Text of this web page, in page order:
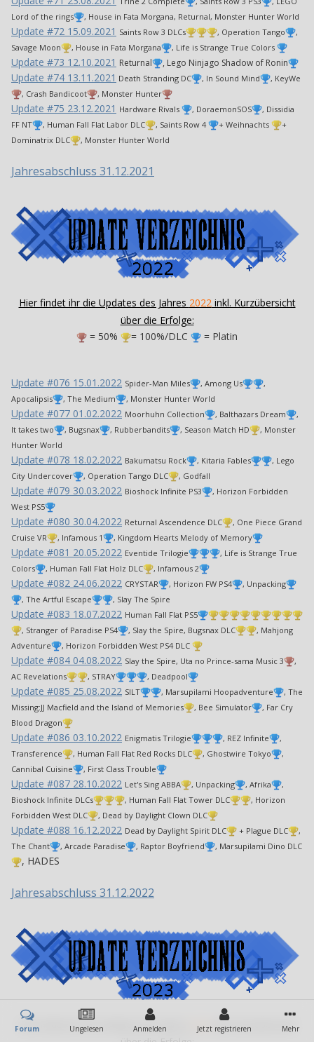
Lord of the rings
, House in Fata Morgana, Returnal, Monster Hunter World
Update #72 15.09.2021 Saints Row 3 DLCs , Operation Tango
,
Savage Moon
, House in Fata Morgana , Life is Strange True Colors
Update #73 12.10.2021 Returnal , Lego Ninjago Shadow of Ronin
Update #74 13.11.2021 Death Stranding DC , In Sound Mind
, KeyWe
, Crash Bandicoot
, Monster Hunter
Update #75 23.12.2021 Hardware Rivals , DoraemonSOS
, Dissidia
FF NT
, Human Fall Flat Labor DLC , Saints Row 4 + Weihnachts
+
Dominatrix DLC
, Monster Hunter World
Jahresabschluss 31.12.2021
Hier findet ihr die Updates des Jahres 2022 inkl. Kurzübersicht
über die Erfolge:
= 50%
= 100%/DLC = Platin
Update #076 15.01.2022 Spider-Man Miles , Among Us
,
Apocalipsis
, The Medium , Monster Hunter World
Update #077 01.02.2022 Moorhuhn Collection , Balthazars Dream
,
It takes two
, Bugsnax , Rubberbandits , Season Match HD
, Monster
Hunter World
Update #078 18.02.2022 Bakumatsu Rock , Kitaria Fables
, Lego
City Undercover
, Operation Tango DLC , Godfall
Update #079 30.03.2022 Bioshock Infinite PS3
, Horizon Forbidden
West PS5
Update #080 30.04.2022 Returnal Ascendence DLC
, One Piece Grand
Cruise VR
, Infamous 1 , Kingdom Hearts Melody of Memory
Update #081 20.05.2022 Eventide Trilogie
, Life is Strange True
Colors
, Human Fall Flat Holz DLC , Infamous 2
Update #082 24.06.2022 CRYSTAR , Horizon FW PS4
, Unpacking
, The Artful Escape
, Slay The Spire
Update #083 18.07.2022 Human Fall Flat PS5
, Stranger of Paradise PS4
, Slay the Spire, Bugsnax DLC
, Mahjong
Adventure
, Horizon Forbidden West PS4 DLC
Update #084 04.08.2022 Slay the Spire, Uta no Prince-sama Music 3
,
AC Revelations
, STRAY , Deadpool
Update #085 25.08.2022 SILT , Marsupilami Hoopadventure
, The
Missing:JJ Macfield and the Island of Memories
, Bee Simulator
, Far Cry
Blood Dragon
Update #086 03.10.2022 Enigmatis Trilogie , REZ Infinite
,
Transference
, Human Fall Flat Red Rocks DLC , Ghostwire Tokyo
,
Cannibal Cuisine
, First Class Trouble
Update #087 28.10.2022 Let's Sing ABBA , Unpacking , Afrika
,
Bioshock Infinite DLCs
, Human Fall Flat Tower DLC
, Horizon
Forbidden West DLC
, Dead by Daylight Clown DLC
Update #088 16.12.2022 Dead by Daylight Spirit DLC + Plague DLC
,
The Chant
, Arcade Paradise , Raptor Boyfriend , Marsupilami Dino DLC
, HADES
Jahresabschluss 31.12.2022
Hier findet ihr die Updates des Jahres 2023 inkl. Kurzübersicht
Forum Ungelesen Anmelden Jetzt registrieren Mehr